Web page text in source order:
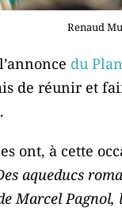
Renaud
du
de réunir et
ont, à cette
aqueducs
Marcel